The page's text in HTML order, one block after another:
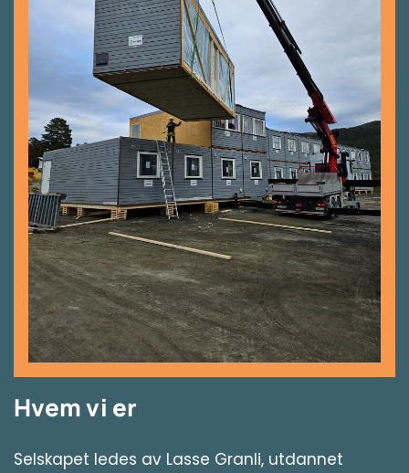
Hvem vi er
Selskapet ledes av Lasse Granli, utdannet